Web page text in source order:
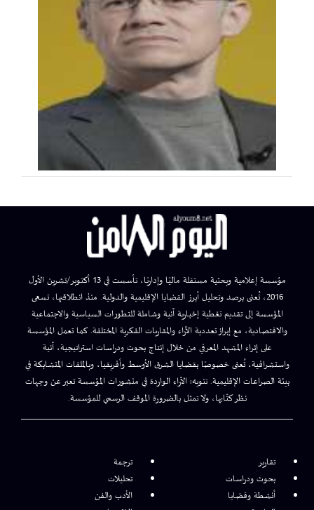
مؤسسة إعلامية وبحثية مستقلة ماليًا وإداريًا، تأسست في 13 أكتوبر/تشرين الأول
2016، تُعنى برصد وتحليل أبرز القضايا الإقليمية والدولية. منذ انطلاقتها، تسعى
المؤسسة إلى تقديم تغطية إخبارية آنية وشاملة للتطورات السياسية والاجتماعية
والاقتصادية، مع إبراز تعددية الآراء والمقاربات الفكرية المختلفة. كما تعمل المؤسسة
على إثراء المشهد المعرفي من خلال إنتاج بحوث ودراسات استراتيجية، آنية
واستشرافية، تُعنى خصوصًا بقضايا الشرق الأوسط وأفريقيا، وبالملفات المتشابكة في
بيئة الصراعات الإقليمية. تنويه: الآراء الواردة في منشورات المؤسسة تعبر عن وجهات
نظر كتّابها، ولا تمثل بالضرورة الموقف الرسمي للمؤسسة.
تقارير
ترجمة
بحوث ودراسات
تحليلات
أنشطة وقضايا
الأدب والفن